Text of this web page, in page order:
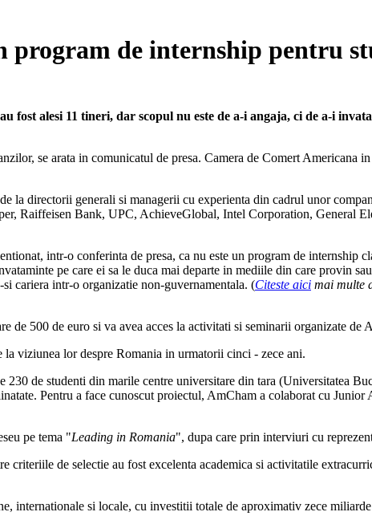
program de internship pentru
alesi 11 tineri, dar scopul nu este de a-i angaja, ci de a-i
se arata in comunicatul de presa. Camera de Comert
la directorii generali si managerii cu experienta din cadrul unor
Raiffeisen Bank, UPC, AchieveGlobal, Intel Corporation, General
intr-o conferinta de presa, ca nu este un program de internship
pe care ei sa le duca mai departe in mediile din care provin
cariera intr-o organizatie non-guvernamentala. (Citeste aici mai multe
de 500 de euro si va avea acces la activitati si seminarii organizate de
viziunea lor despre Romania in urmatorii cinci - zece ani.
230 de studenti din marile centre universitare din tara (Universitatea
Pentru a face cunoscut proiectul, AmCham a colaborat cu
pe tema "Leading in Romania", dupa care prin interviuri cu
de selectie au fost excelenta academica si activitatile
internationale si locale, cu investitii totale de aproximativ zece